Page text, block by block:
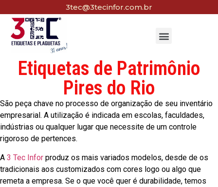
3tec@3tecinfor.com.br
Etiquetas de Patrimônio
Pires do Rio
São peça chave no processo de organização de seu inventário
empresarial. A utilização é indicada em escolas, faculdades,
indústrias ou qualquer lugar que necessite de um controle
rigoroso de pertences.
A 3 Tec Infor produz os mais variados modelos, desde de os
tradicionais aos customizados com cores logo ou algo que
remeta a empresa. Se o que você quer é durabilidade, temos